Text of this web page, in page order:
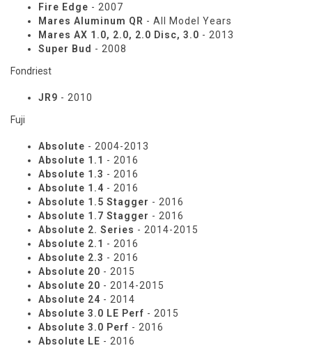
Fire Edge - 2007
Mares Aluminum QR - All Model Years
Mares AX 1.0, 2.0, 2.0 Disc, 3.0 - 2013
Super Bud - 2008
Fondriest
JR9 - 2010
Fuji
Absolute - 2004-2013
Absolute 1.1 - 2016
Absolute 1.3 - 2016
Absolute 1.4 - 2016
Absolute 1.5 Stagger - 2016
Absolute 1.7 Stagger - 2016
Absolute 2. Series - 2014-2015
Absolute 2.1 - 2016
Absolute 2.3 - 2016
Absolute 20 - 2015
Absolute 20 - 2014-2015
Absolute 24 - 2014
Absolute 3.0 LE Perf - 2015
Absolute 3.0 Perf - 2016
Absolute LE - 2016